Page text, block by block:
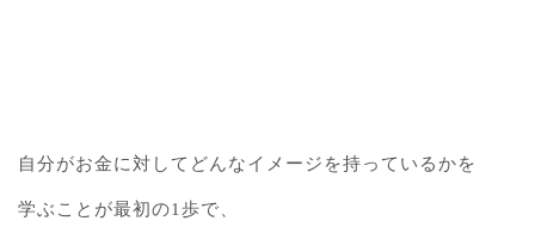
自分がお金に対してどんなイメージを持っているかを
学ぶことが最初の1歩で、